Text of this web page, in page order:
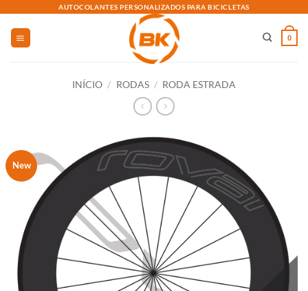
content
AUTOCOLANTES PERSONALIZADOS PARA BICICLETAS
0
INÍCIO / RODAS / RODA ESTRADA
New